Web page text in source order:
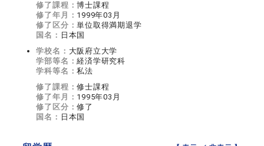
修了課程：博士課程
修了年月： 1999年03月
修了区分：単位取得満期退学
国名： 日本国
学校名： 大阪府立大学
学部等名：経済学研究科
学科等名：私法
修了課程：修士課程
修了年月： 1995年03月
修了区分：修了
国名： 日本国